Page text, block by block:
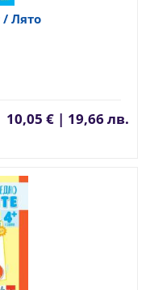
Лято
10,05 € | 19,66 лв.